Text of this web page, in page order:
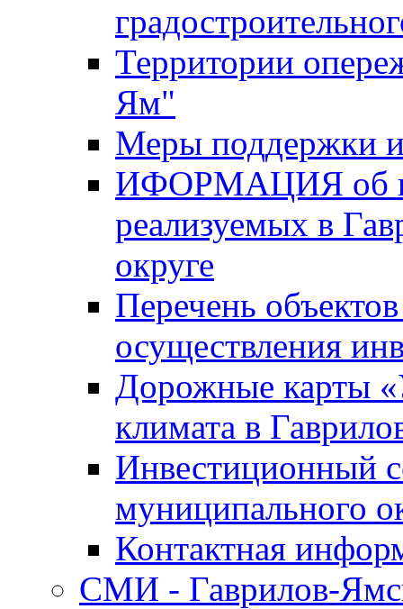
Территории
Ям"
Меры поддержки
ИФОРМАЦИЯ об
реализуемых в
округе
Перечень
осуществления
Дорожные карты
климата в
Инвестиционный
муниципального
Контактная
СМИ - Гаврилов-